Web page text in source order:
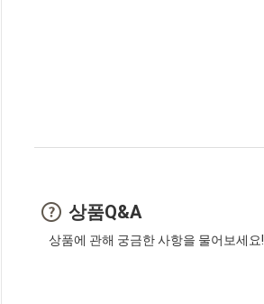
상품Q&A
상품에 관해 궁금한 사항을 물어보세요!